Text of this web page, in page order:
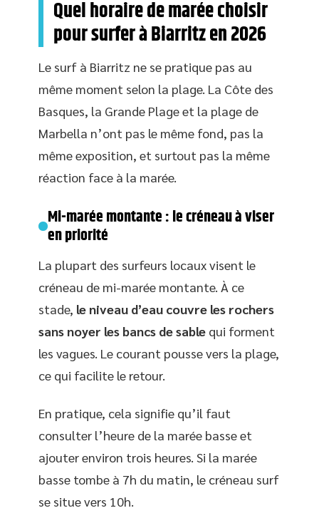
Quel horaire de marée choisir
pour surfer à Biarritz en 2026
Le surf à Biarritz ne se pratique pas au
même moment selon la plage. La Côte des
Basques, la Grande Plage et la plage de
Marbella n’ont pas le même fond, pas la
même exposition, et surtout pas la même
réaction face à la marée.
Mi-marée montante : le créneau à viser
en priorité
La plupart des surfeurs locaux visent le
créneau de mi-marée montante. À ce
stade, le niveau d’eau couvre les rochers
sans noyer les bancs de sable qui forment
les vagues. Le courant pousse vers la plage,
ce qui facilite le retour.
En pratique, cela signifie qu’il faut
consulter l’heure de la marée basse et
ajouter environ trois heures. Si la marée
basse tombe à 7h du matin, le créneau surf
se situe vers 10h.